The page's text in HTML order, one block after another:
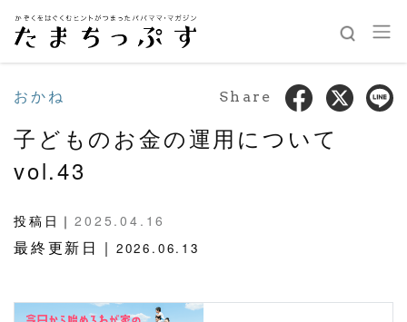
おかね Share
子どものお金の運用について
vol.43
投稿日｜2025.04.16
最終更新日｜ 2026.06.13